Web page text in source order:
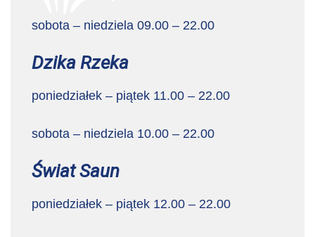
sobota – niedziela 09.00 – 22.00
Dzika Rzeka
poniedziałek – piątek 11.00 – 22.00
sobota – niedziela 10.00 – 22.00
Świat Saun
poniedziałek – piątek 12.00 – 22.00